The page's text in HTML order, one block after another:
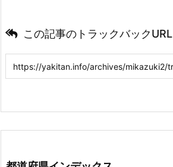
この記事のトラックバックURL